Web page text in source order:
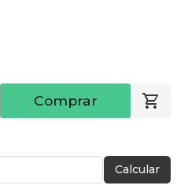
Comprar
Calcular